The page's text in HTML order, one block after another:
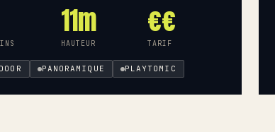
11m
HAUTEUR
€€
TARIF
PANORAMIQUE PLAYTOMIC